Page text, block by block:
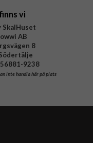
vi
SkalHuset
AB
8
9238
inte handla här på plats